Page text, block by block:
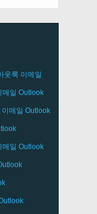
웃룩 이메일
메일 Outlook
이메일 Outlook
메일 Outlook